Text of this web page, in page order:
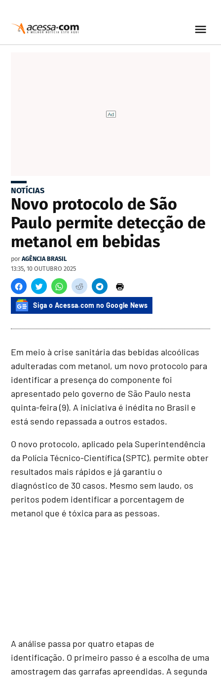
NOTÍCIAS
Novo protocolo de São
Paulo permite detecção de
metanol em bebidas
por AGÊNCIA BRASIL
13:35, 10 OUTUBRO 2025
Siga o Acessa.com no Google News
Em meio à crise sanitária das bebidas alcoólicas
adulteradas com metanol, um novo protocolo para
identificar a presença do componente foi
apresentado pelo governo de São Paulo nesta
quinta-feira (9). A iniciativa é inédita no Brasil e
está sendo repassada a outros estados.
O novo protocolo, aplicado pela Superintendência
da Polícia Técnico-Científica (SPTC), permite obter
resultados mais rápidos e já garantiu o
diagnóstico de 30 casos. Mesmo sem laudo, os
peritos podem identificar a porcentagem de
metanol que é tóxica para as pessoas.
A análise passa por quatro etapas de
identificação. O primeiro passo é a escolha de uma
amostragem das garrafas apreendidas. A segunda